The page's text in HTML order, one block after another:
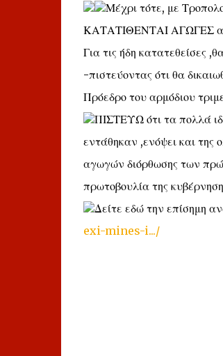
Μέχρι τότε, με
ΚΑΤΑΤΙΘΕΝΤΑΙ ΑΓΩΓΕΣ
Για τις ήδη κατατεθείσες
-πιστεύοντας ότι θα
Πρόεδρο του αρμόδιου
ΠΙΣΤΕΥΩ ότι τα πολλά
εντάθηκαν ,ενόψει και της
αγωγών διόρθωσης των
πρωτοβουλία της
Δείτε εδώ την επίσημη
exi-mines-i.../